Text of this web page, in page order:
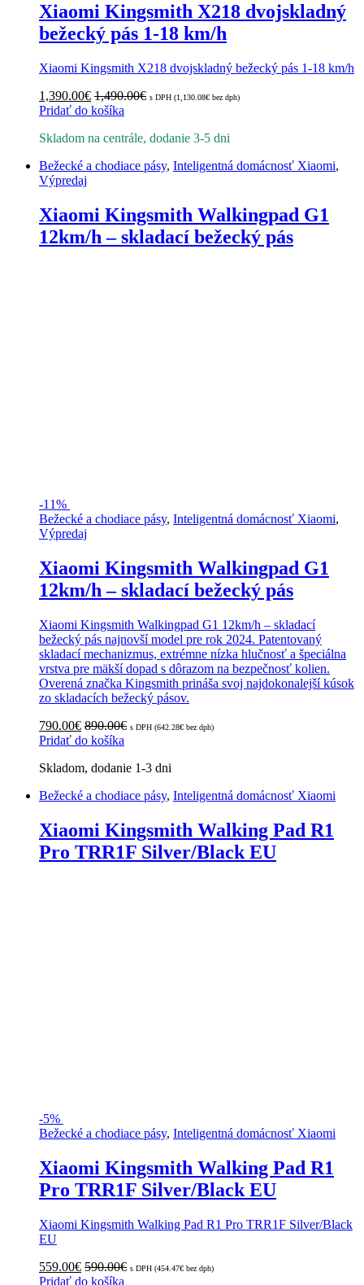
Xiaomi Kingsmith X218 dvojskladný
bežecký pás 1-18 km/h
Xiaomi Kingsmith X218 dvojskladný bežecký pás 1-18 km/h
1,390.00€ 1,490.00€ s DPH (1,130.08€ bez dph)
Pridať do košíka
Skladom na centrále, dodanie 3-5 dni
Bežecké a chodiace pásy, Inteligentná domácnosť Xiaomi,
Výpredaj
Xiaomi Kingsmith Walkingpad G1
12km/h – skladací bežecký pás
-11%
Bežecké a chodiace pásy, Inteligentná domácnosť Xiaomi,
Výpredaj
Xiaomi Kingsmith Walkingpad G1
12km/h – skladací bežecký pás
Xiaomi Kingsmith Walkingpad G1 12km/h – skladací
bežecký pás najnovší model pre rok 2024. Patentovaný
skladací mechanizmus, extrémne nízka hlučnosť a špeciálna
vrstva pre mäkší dopad s dôrazom na bezpečnosť kolien.
Overená značka Kingsmith prináša svoj najdokonalejší kúsok
zo skladacích bežecký pásov.
790.00€ 890.00€ s DPH (642.28€ bez dph)
Pridať do košíka
Skladom, dodanie 1-3 dni
Bežecké a chodiace pásy, Inteligentná domácnosť Xiaomi
Xiaomi Kingsmith Walking Pad R1
Pro TRR1F Silver/Black EU
-5%
Bežecké a chodiace pásy, Inteligentná domácnosť Xiaomi
Xiaomi Kingsmith Walking Pad R1
Pro TRR1F Silver/Black EU
Xiaomi Kingsmith Walking Pad R1 Pro TRR1F Silver/Black
EU
559.00€ 590.00€ s DPH (454.47€ bez dph)
Pridať do košíka